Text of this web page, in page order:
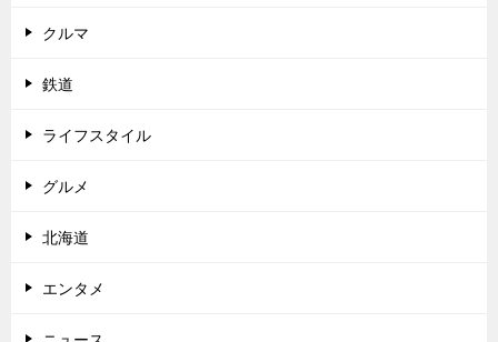
クルマ
鉄道
ライフスタイル
グルメ
北海道
エンタメ